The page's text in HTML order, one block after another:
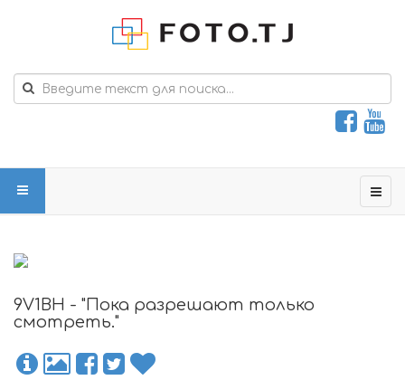
9V1BH - "Пока разрешают только
смотреть."